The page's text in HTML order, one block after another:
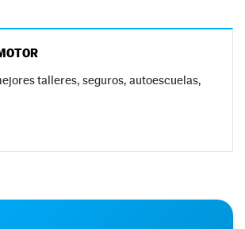
talleres, seguros, autoescuelas,